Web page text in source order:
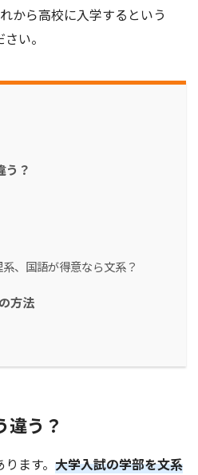
から高校に入学するという
い。
う？
、国語が得意なら文系？
方法
違う？
ます。 大学入試の学部を文系